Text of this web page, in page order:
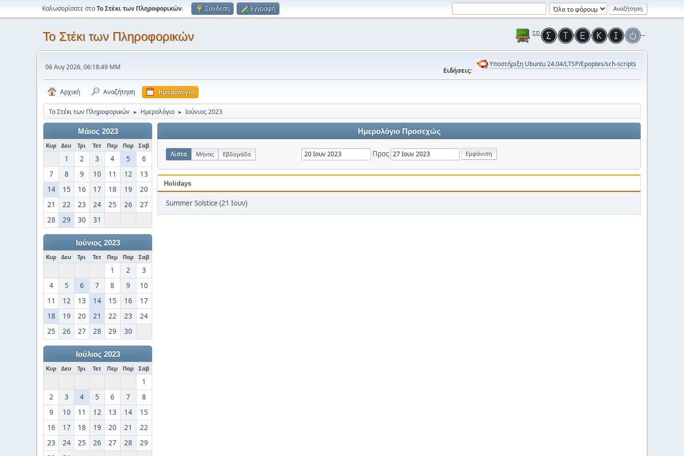
Καλωσορίσατε στοΤο Στέκι των Πληροφορικών. Σύνδεση Εγγραφή
Το Στέκι των Πληροφορικών
06 Αυγ 2026, 06:18:49 ΜΜ Ειδήσεις:
Υποστήριξη Ubuntu 24.04/LTSP/Epoptes/sch-scripts
Αρχική Αναζήτηση Ημερολόγιο
Το Στέκι των Πληροφορικών ► Ημερολόγιο ► Ιούνιος 2023
Μάιος 2023
Κυρ Δευ Τρι Τετ Πεμ Παρ Σαβ
1 2 3 4 5
6
7
8 9 10 11 12
13
14
15 16 17 18 19
20
21
22 23 24 25 26
27
28
29 30 31
Ιούνιος 2023
Κυρ Δευ Τρι Τετ Πεμ Παρ Σαβ
1 2
3
4
5 6 7 8 9
10
11
12 13 14 15 16
17
18
19 20 21 22 23
24
25
26 27 28 29 30
Ιούλιος 2023
Κυρ Δευ Τρι Τετ Πεμ Παρ Σαβ
1
2
3 4 5 6 7
8
9
10 11 12 13 14
15
16
17 18 19 20 21
22
23
24 25 26 27 28
29
Ημερολόγιο Προσεχώς
Λίστα Μήνας Εβδομάδα Προς
Holidays
Summer Solstice (21 Ιουν)